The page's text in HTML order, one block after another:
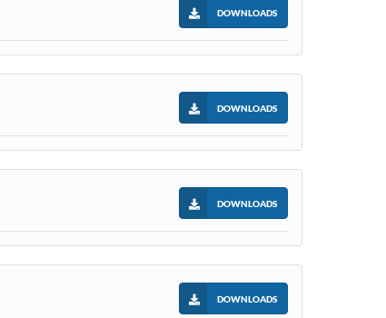
DOWNLOADS
DOWNLOADS
DOWNLOADS
DOWNLOADS